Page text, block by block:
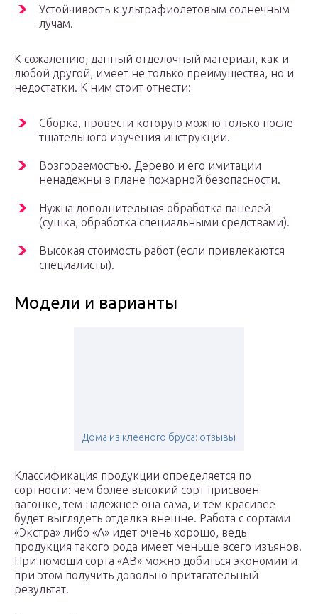
Устойчивость к ультрафиолетовым солнечным
лучам.
К сожалению, данный отделочный материал, как и
любой другой, имеет не только преимущества, но и
недостатки. К ним стоит отнести:
Сборка, провести которую можно только после
тщательного изучения инструкции.
Возгораемостью. Дерево и его имитации
ненадежны в плане пожарной безопасности.
Нужна дополнительная обработка панелей
(сушка, обработка специальными средствами).
Высокая стоимость работ (если привлекаются
специалисты).
Модели и варианты
Дома из клееного бруса: отзывы
Классификация продукции определяется по
сортности: чем более высокий сорт присвоен
вагонке, тем надежнее она сама, и тем красивее
будет выглядеть отделка внешне. Работа с сортами
«Экстра» либо «А» идет очень хорошо, ведь
продукция такого рода имеет меньше всего изъянов.
При помощи сорта «АВ» можно добиться экономии и
при этом получить довольно притягательный
результат.